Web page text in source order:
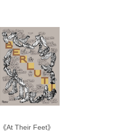
《At Their Feet》